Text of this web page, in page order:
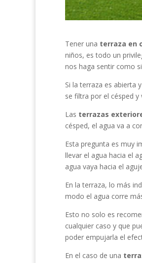
Tener una terraza en
niños, es todo un
nos haga sentir como
Si la terraza es abierta
se filtra por el césped
Las terrazas
césped, el agua va a
Esta pregunta es muy
llevar el agua hacia el
agua vaya hacia el
En la terraza, lo más
modo el agua corre
Esto no solo es
cualquier caso y que
poder empujarla el
En el caso de una